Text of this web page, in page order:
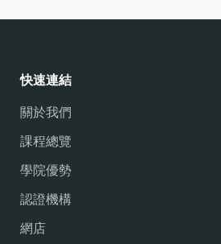
快速連結
關於我們
課程總覽
學院優勢
認證機構
網店